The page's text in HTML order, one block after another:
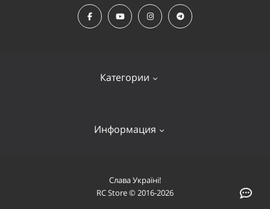
Категории
Квадрокоптеры
Самолеты
Информация
Оплата и доставка
О компании
Слава Україні!
RC Store © 2016-2026